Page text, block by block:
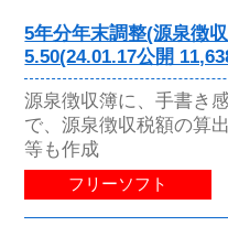
5年分年末調整(源泉徴
5.50(24.01.17公開
源泉徴収簿に、手書き
で、源泉徴収税額の算
等も作成
フリーソフト